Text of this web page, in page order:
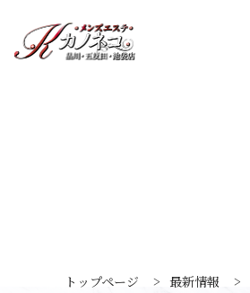
トップページ > 最新情報 >